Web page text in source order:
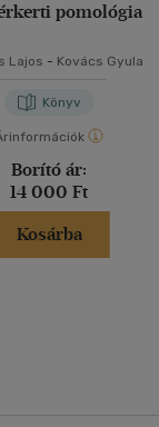
pomológia
Lajos - Kovács Gyula
Könyv
Borító ár:
14 000 Ft
Kosárba